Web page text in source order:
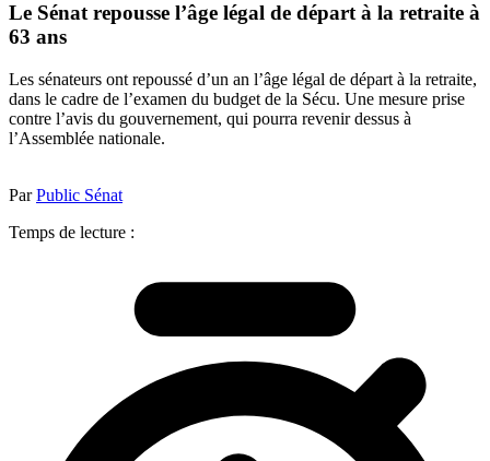
Le Sénat repousse l’âge légal de départ à la retraite à
63 ans
Les sénateurs ont repoussé d’un an l’âge légal de départ à la retraite,
dans le cadre de l’examen du budget de la Sécu. Une mesure prise
contre l’avis du gouvernement, qui pourra revenir dessus à
l’Assemblée nationale.
ParPublic Sénat
Temps de lecture :